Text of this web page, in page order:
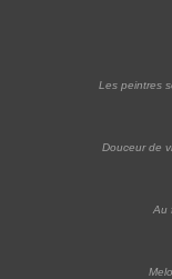
Les peintres
Douceur de
Au